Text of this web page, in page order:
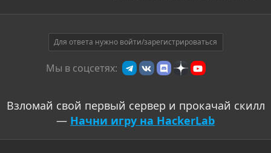
Для ответа нужно войти/зарегистрироваться
Мы в соцсетях:
Взломай свой первый сервер и прокачай скилл
— Начни игру на HackerLab